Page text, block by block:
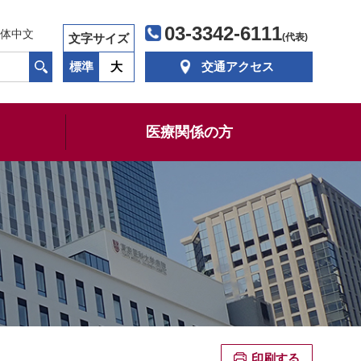
中文 文字サイズ
標準 大
03-3342-6111(代表)
交通アクセス
医療関係の方
印刷する